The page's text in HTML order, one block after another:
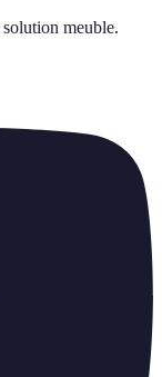
solution meuble.